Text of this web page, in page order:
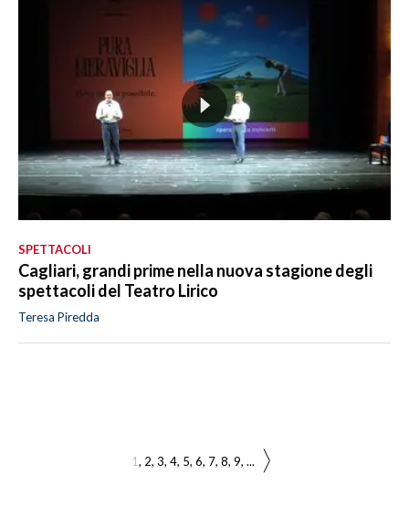
SPETTACOLI
Cagliari, grandi prime nella nuova stagione degli
spettacoli del Teatro Lirico
Teresa Piredda
1 2 3 4 5 6 7 8 9 ...